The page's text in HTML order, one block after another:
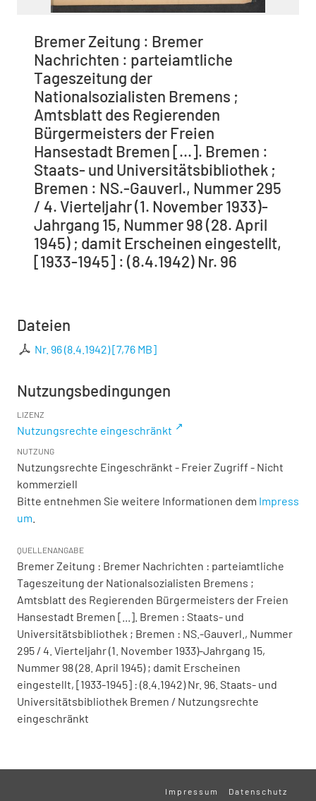
Bremer Zeitung : Bremer
Nachrichten : parteiamtliche
Tageszeitung der
Nationalsozialisten Bremens ;
Amtsblatt des Regierenden
Bürgermeisters der Freien
Hansestadt Bremen [...]. Bremen :
Staats- und Universitätsbibliothek ;
Bremen : NS.-Gauverl., Nummer 295
/ 4. Vierteljahr (1. November 1933)-
Jahrgang 15, Nummer 98 (28. April
1945) ; damit Erscheinen eingestellt,
[1933-1945] : (8.4.1942) Nr. 96
Dateien
Nr. 96 (8.4.1942)[7,76 MB]
Nutzungsbedingungen
LIZENZ
Nutzungsrechte eingeschränkt
NUTZUNG
Nutzungsrechte Eingeschränkt - Freier Zugriff - Nicht
kommerziell
Bitte entnehmen Sie weitere Informationen dem Impress
um
QUELLENANGABE
Bremer Zeitung : Bremer Nachrichten : parteiamtliche
Tageszeitung der Nationalsozialisten Bremens ;
Amtsblatt des Regierenden Bürgermeisters der Freien
Hansestadt Bremen [...]. Bremen : Staats- und
Universitätsbibliothek ; Bremen : NS.-Gauverl., Nummer
295 / 4. Vierteljahr (1. November 1933)-Jahrgang 15,
Nummer 98 (28. April 1945) ; damit Erscheinen
eingestellt, [1933-1945] : (8.4.1942) Nr. 96. Staats- und
Universitätsbibliothek Bremen / Nutzungsrechte
eingeschränkt
Impressum Datenschutz